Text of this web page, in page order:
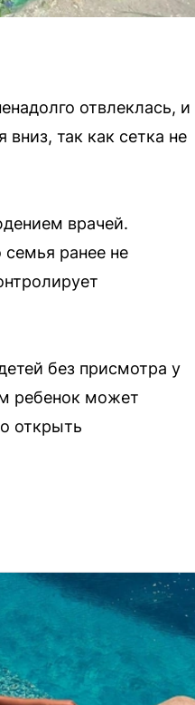
отвлеклась, и
так как сетка не
врачей.
ранее не
без присмотра у
ребенок может
открыть